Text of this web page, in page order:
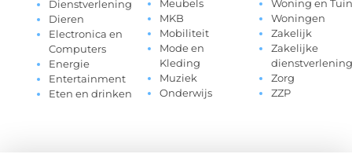
Dienstverlening
Dieren
Electronica en
Computers
Energie
Entertainment
Eten en drinken
Meubels
MKB
Mobiliteit
Mode en
Kleding
Muziek
Onderwijs
Woning en Tuin
Woningen
Zakelijk
Zakelijke
dienstverlening
Zorg
ZZP